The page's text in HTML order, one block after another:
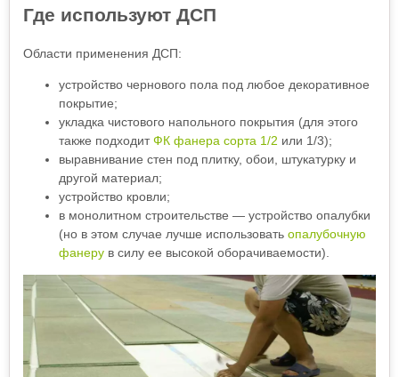
Где используют ДСП
Области применения ДСП:
устройство чернового пола под любое декоративное
покрытие;
укладка чистового напольного покрытия (для этого
также подходитФК фанера сорта 1/2 или 1/3);
выравнивание стен под плитку, обои, штукатурку и
другой материал;
устройство кровли;
в монолитном строительстве — устройство опалубки
(но в этом случае лучше использовать опалубочную
фанеру в силу ее высокой оборачиваемости).